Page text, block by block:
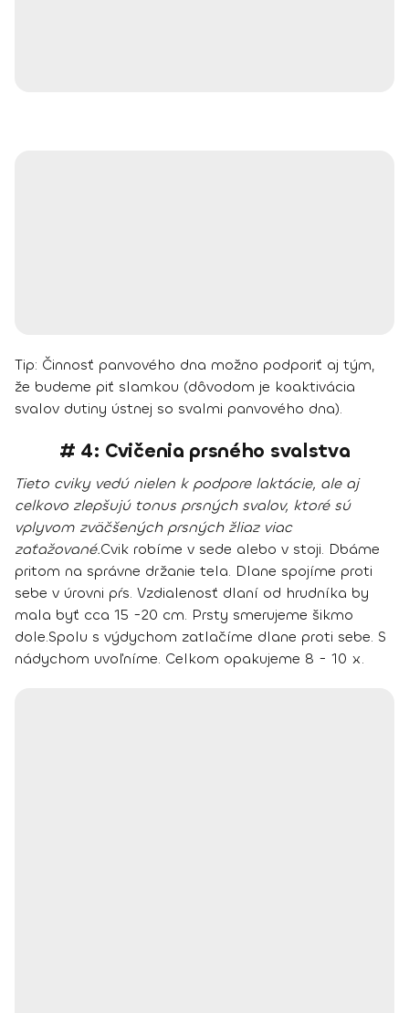
Tip: Činnosť panvového dna možno podporiť aj tým,
že budeme piť slamkou (dôvodom je koaktivácia
svalov dutiny ústnej so svalmi panvového dna).
# 4: Cvičenia prsného svalstva
Tieto cviky vedú nielen k podpore laktácie, ale aj
celkovo zlepšujú tonus prsných svalov, ktoré sú
vplyvom zväčšených prsných žliaz viac
zaťažované.Cvik robíme v sede alebo v stoji. Dbáme
pritom na správne držanie tela. Dlane spojíme proti
sebe v úrovni pŕs. Vzdialenosť dlaní od hrudníka by
mala byť cca 15 -20 cm. Prsty smerujeme šikmo
dole.Spolu s výdychom zatlačíme dlane proti sebe. S
nádychom uvoľníme. Celkom opakujeme 8 - 10 x.